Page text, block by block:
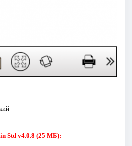
Std v4.0.8 (25 МБ):